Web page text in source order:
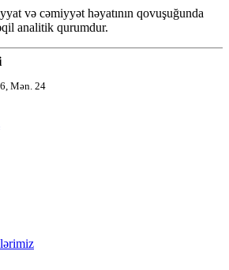
və cəmiyyət həyatının qovuşuğunda
analitik qurumdur.
Mən. 24